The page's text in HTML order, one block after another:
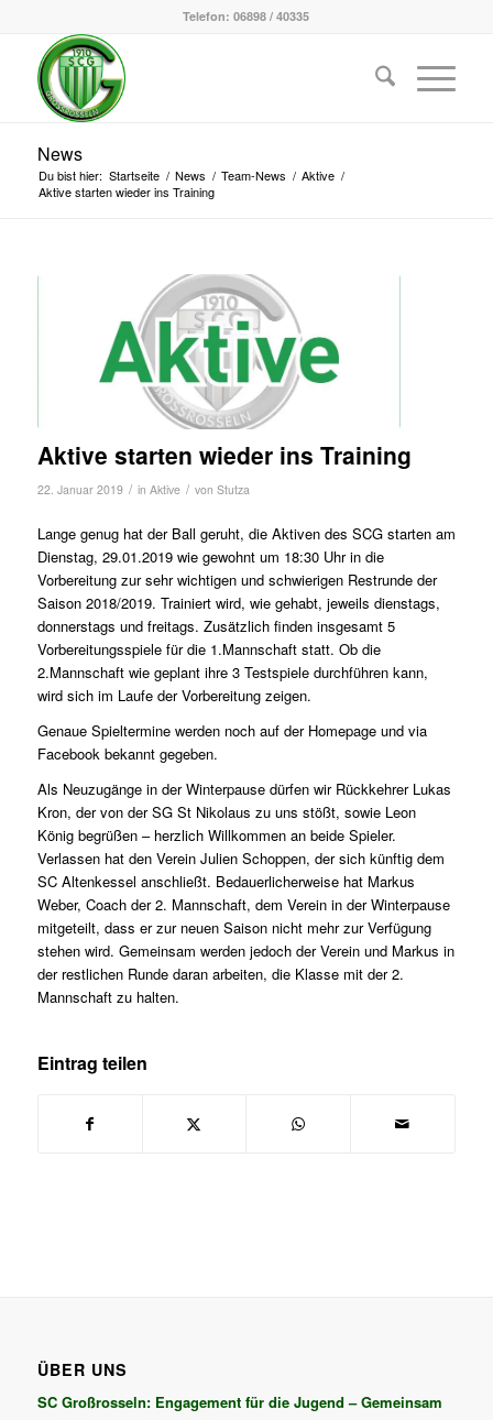
Telefon: 06898 / 40335
News
Du bist hier: Startseite / News / Team-News / Aktive /
Aktive starten wieder ins Training
Aktive starten wieder ins Training
22. Januar 2019 / in Aktive / von Stutza
Lange genug hat der Ball geruht, die Aktiven des SCG starten am
Dienstag, 29.01.2019 wie gewohnt um 18:30 Uhr in die
Vorbereitung zur sehr wichtigen und schwierigen Restrunde der
Saison 2018/2019. Trainiert wird, wie gehabt, jeweils dienstags,
donnerstags und freitags. Zusätzlich finden insgesamt 5
Vorbereitungsspiele für die 1.Mannschaft statt. Ob die
2.Mannschaft wie geplant ihre 3 Testspiele durchführen kann,
wird sich im Laufe der Vorbereitung zeigen.
Genaue Spieltermine werden noch auf der Homepage und via
Facebook bekannt gegeben.
Als Neuzugänge in der Winterpause dürfen wir Rückkehrer Lukas
Kron, der von der SG St Nikolaus zu uns stößt, sowie Leon
König begrüßen – herzlich Willkommen an beide Spieler.
Verlassen hat den Verein Julien Schoppen, der sich künftig dem
SC Altenkessel anschließt. Bedauerlicherweise hat Markus
Weber, Coach der 2. Mannschaft, dem Verein in der Winterpause
mitgeteilt, dass er zur neuen Saison nicht mehr zur Verfügung
stehen wird. Gemeinsam werden jedoch der Verein und Markus in
der restlichen Runde daran arbeiten, die Klasse mit der 2.
Mannschaft zu halten.
Eintrag teilen
ÜBER UNS
SC Großrosseln: Engagement für die Jugend – Gemeinsam